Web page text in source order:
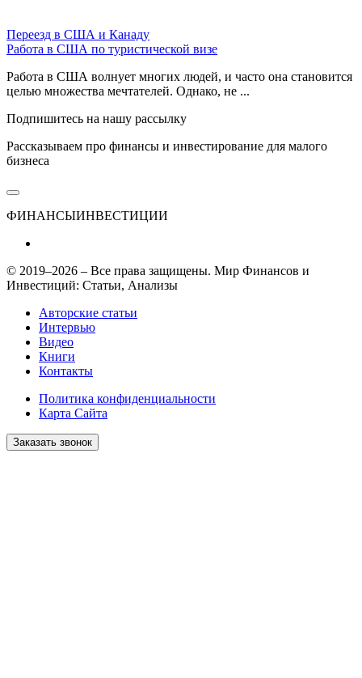
Переезд в США и Канаду
Работа в США по туристической визе
Работа в США волнует многих людей, и часто она становится
целью множества мечтателей. Однако, не ...
Подпишитесь на нашу рассылку
Рассказываем про финансы и инвестирование для малого
бизнеса
ФИНАНСЫИНВЕСТИЦИИ
© 2019–2026 – Все права защищены. Мир Финансов и
Инвестиций: Статьи, Анализы
Авторские статьи
Интервью
Видео
Книги
Контакты
Политика конфиденциальности
Карта Сайта
Заказать звонок